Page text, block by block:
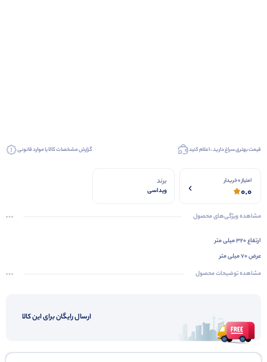
قیمت بهتری سراغ دارید ، اعلام کنید گزارش مشخصات کالا یا موارد قانونی
امتیاز 0 خریدار
0.0
برند
ویداسی
مشاهده ویژگی‌های محصول
ارتفاع 320 میلی متر
عرض 70 میلی متر
مدل لامپ 56 عدد SMD LED
مشاهده توضیحات محصول
ارسال رایگان برای این کالا